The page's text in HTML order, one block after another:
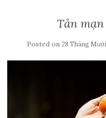
Tản
Posted on 28 Tháng